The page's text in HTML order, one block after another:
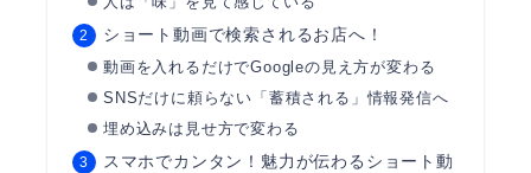
ショート動画で検索されるお店へ！
動画を入れるだけでGoogleの見え方が変わる
SNSだけに頼らない「蓄積される」情報発信へ
埋め込みは見せ方で変わる
スマホでカンタン！魅力が伝わるショート動